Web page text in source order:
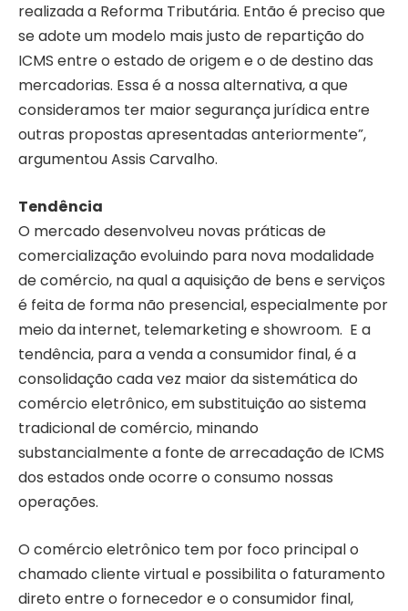
realizada a Reforma Tributária. Então é preciso que
se adote um modelo mais justo de repartição do
ICMS entre o estado de origem e o de destino das
mercadorias. Essa é a nossa alternativa, a que
consideramos ter maior segurança jurídica entre
outras propostas apresentadas anteriormente”,
argumentou Assis Carvalho.
Tendência
O mercado desenvolveu novas práticas de
comercialização evoluindo para nova modalidade
de comércio, na qual a aquisição de bens e serviços
é feita de forma não presencial, especialmente por
meio da internet, telemarketing e showroom. E a
tendência, para a venda a consumidor final, é a
consolidação cada vez maior da sistemática do
comércio eletrônico, em substituição ao sistema
tradicional de comércio, minando
substancialmente a fonte de arrecadação de ICMS
dos estados onde ocorre o consumo nossas
operações.
O comércio eletrônico tem por foco principal o
chamado cliente virtual e possibilita o faturamento
direto entre o fornecedor e o consumidor final,